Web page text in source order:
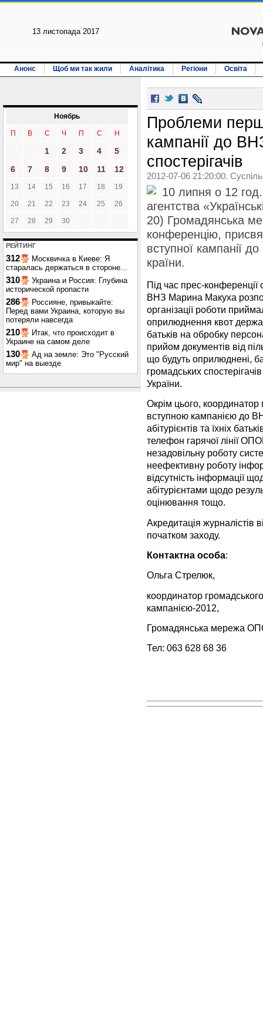
13 листопада 2017
Анонс Щоб ми так жили Аналітика Регіони Освіта
Ноябрь
П В С Ч П С Н
1 2 3 4
5
6
7 8 9 10 11 12
13 14 15 16 17 18 19
20 21 22 23 24 25 26
27 28 29 30
РЕЙТИНГ
312
Москвичка в Киеве: Я
старалась держаться в стороне...
310
Украина и Россия: Глубина
исторической пропасти
286
Россияне, привыкайте:
Перед вами Украина, которую вы
потеряли навсегда
210
Итак, что происходит в
Украине на самом деле
130
Ад на земле: Это "Русский
мир" на выезде
Проблеми
кампанії до
спостерігачів
2012-07-06 21:20:00.
10 липня о 12
агентства
20) Громадянська
конференцію,
вступної кампанії
країни.
Під час прес-конференції
ВНЗ Марина Макуха
організації роботи
оприлюднення квот
батьків на обробку
прийом документів від
що будуть оприлюднені,
громадських
України.
Окрім цього,
вступною кампанією до
абітурієнтів та їхніх
телефон гарячої лінії
незадовільну роботу
неефективну роботу
відсутність інформації
абітурієнтами щодо
оцінювання тощо.
Акредитація журналістів
початком заходу.
Контактна особа:
Ольга Стрелюк,
координатор
кампанією-2012,
Громадянська мережа
Тел: 063 628 68 36